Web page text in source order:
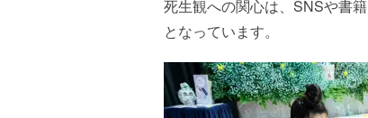
死生観への関心は、SNSや書
となっています。